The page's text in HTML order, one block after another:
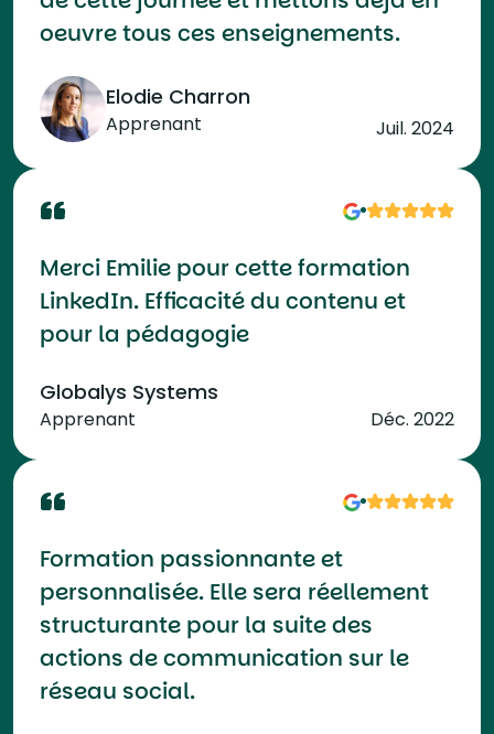
oeuvre tous ces enseignements.
Elodie Charron
Apprenant Juil. 2024
Merci Emilie pour cette formation
LinkedIn. Efficacité du contenu et
pour la pédagogie
Globalys Systems
Apprenant Déc. 2022
Formation passionnante et
personnalisée. Elle sera réellement
structurante pour la suite des
actions de communication sur le
réseau social.